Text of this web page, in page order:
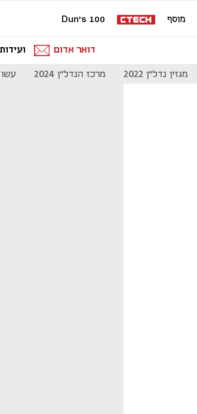
מוסף Dun's 100
דואר אדום ועידות
מגזין נדל"ן 2022 מרכז הנדל"ן 2024